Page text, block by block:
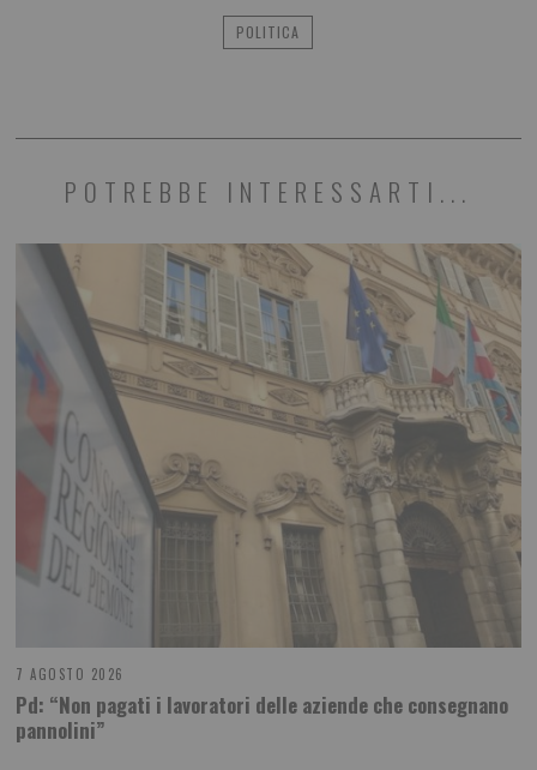
POLITICA
POTREBBE INTERESSARTI...
7 AGOSTO 2026
Pd: “Non pagati i lavoratori delle aziende che consegnano
pannolini”